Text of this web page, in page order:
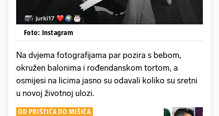
Foto: Instagram
Na dvjema fotografijama par pozira s bebom,
okružen balonima i rođendanskom tortom, a
osmijesi na licima jasno su odavali koliko su sretni
u novoj životnoj ulozi.
OD PRIŠTIĆA DO MIŠIĆA